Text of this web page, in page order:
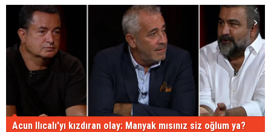
Acun Ilıcalı'yı kızdıran olay: Manyak mısınız siz oğlum ya?